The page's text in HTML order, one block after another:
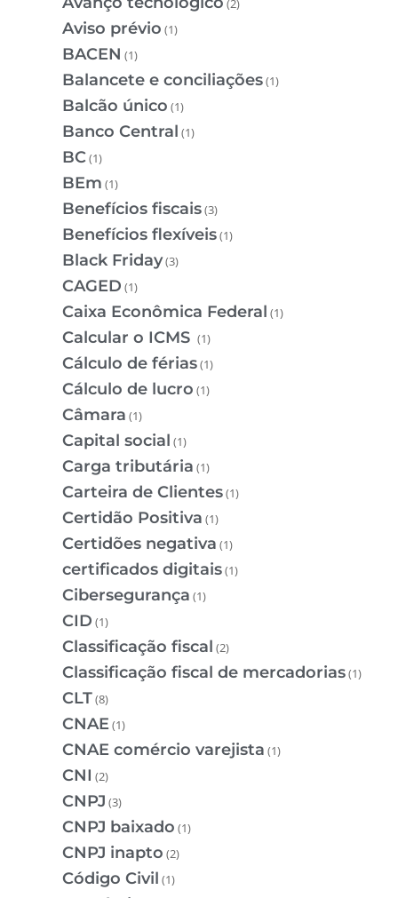
(2)
Aviso prévio (1)
BACEN (1)
Balancete e conciliações(1)
Balcão único (1)
Banco Central (1)
BC(1)
BEm (1)
Benefícios fiscais(3)
Benefícios flexíveis(1)
Black Friday(3)
CAGED (1)
Caixa Econômica Federal (1)
Calcular o ICMS (1)
Cálculo de férias(1)
Cálculo de lucro (1)
Câmara (1)
Capital social (1)
Carga tributária (1)
Carteira de Clientes(1)
Certidão Positiva (1)
Certidões negativa (1)
certificados digitais(1)
Cibersegurança (1)
CID (1)
Classificação fiscal (2)
Classificação fiscal de mercadorias(1)
CLT(8)
CNAE(1)
CNAE comércio varejista (1)
CNI (2)
CNPJ (3)
CNPJ baixado (1)
CNPJ inapto (2)
Código Civil (1)